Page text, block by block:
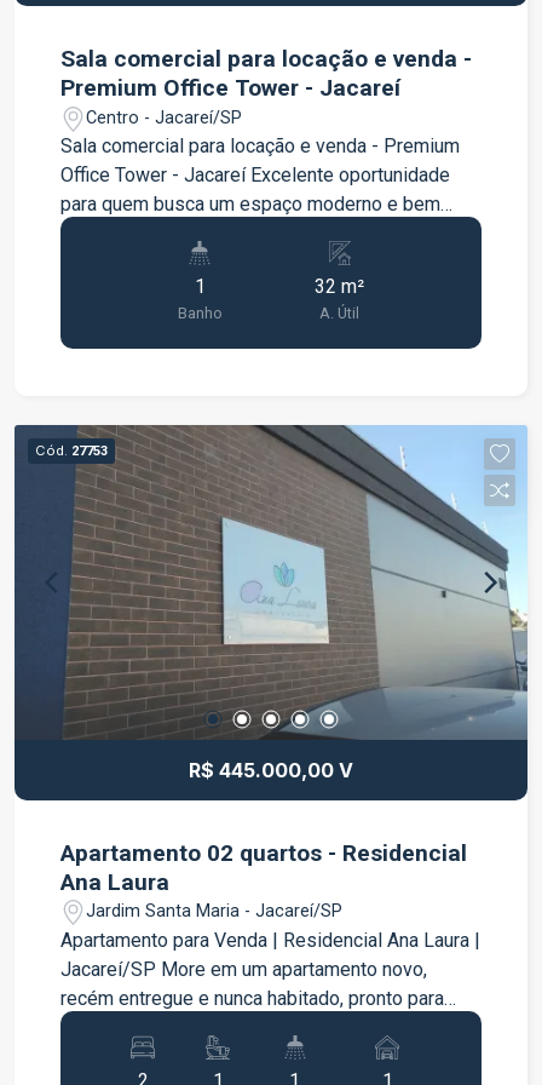
Sala comercial para locação e venda -
Premium Office Tower - Jacareí
Centro - Jacareí/SP
Sala comercial para locação e venda - Premium
Office Tower - Jacareí Excelente oportunidade
para quem busca um espaço moderno e bem
localizado para instalar sua empresa ou investir.
A sala comercial está situada no Premium Office
Tower, um empreendimento com estrutura
voltada para o ambiente corporativo, oferecendo
praticidade, conforto e uma excelente
funcional Ideal para escritórios, consultórios,
prestadores de serviços e diversos segmentos
profissionais Diferenciais: Localização
estratégica Edifício comercial moderno Fácil
acesso às principais vias da cidade Próximo a
comércios, bancos, restaurantes e diversos
serviços Uma excelente oportunidade tanto para
locação quanto para venda, ideal para quem
deseja investir ou estabelecer seu negócio em
um endereço de destaque. Entre em contato para
mais informações e agende uma visita.
1
Banho
32 m²
A. Útil
Cód. 27753
R$ 445.000,00 V
Apartamento 02 quartos - Residencial
Ana Laura
Jardim Santa Maria - Jacareí/SP
Apartamento para Venda | Residencial Ana Laura |
Jacareí/SP More em um apartamento novo,
recém entregue e nunca habitado, pronto para
receber você e sua família com conforto,
praticidade e segurança. Localizado no